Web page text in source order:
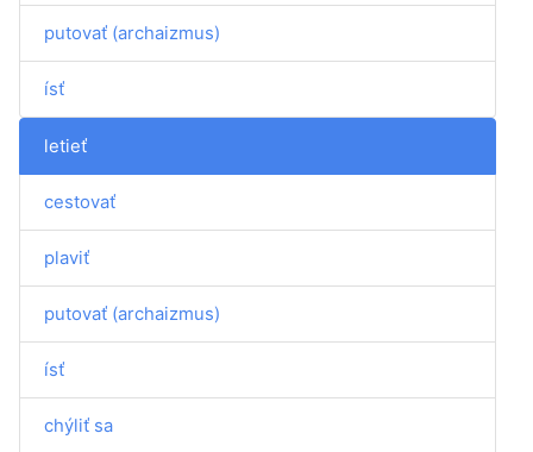
putovať (archaizmus)
ísť
letieť
cestovať
plaviť
putovať (archaizmus)
ísť
chýliť sa